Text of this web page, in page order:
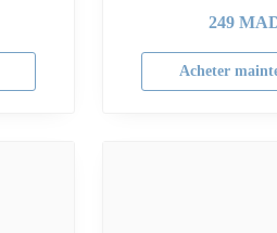
249
Acheter